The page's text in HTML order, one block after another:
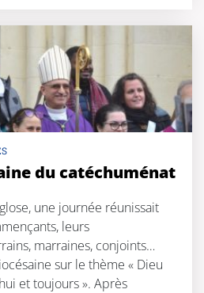
du catéchuménat
une journée réunissait
leurs
marraines, conjoints…
sur le thème « Dieu
et toujours ». Après